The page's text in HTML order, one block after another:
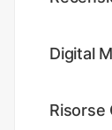
Digital
Risorse